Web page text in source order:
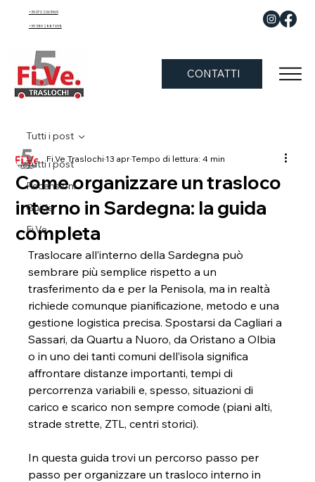
CONTATTI
+39 070 2063969
+39 389 288 7658
Tutti i post
Recensioni
Guide
Fi.Ve.
Tutti i post
Come organizzare un trasloco
interno in Sardegna: la guida
completa
Fi.Ve Traslochi13 aprTempo di lettura: 4 min
Traslocare all’interno della Sardegna può
sembrare più semplice rispetto a un
trasferimento da e per la Penisola, ma in realtà
richiede comunque pianificazione, metodo e una
gestione logistica precisa. Spostarsi da Cagliari a
Sassari, da Quartu a Nuoro, da Oristano a Olbia
o in uno dei tanti comuni dell’isola significa
affrontare distanze importanti, tempi di
percorrenza variabili e, spesso, situazioni di
carico e scarico non sempre comode (piani alti,
strade strette, ZTL, centri storici).
In questa guida trovi un percorso passo per
passo per organizzare un trasloco interno in